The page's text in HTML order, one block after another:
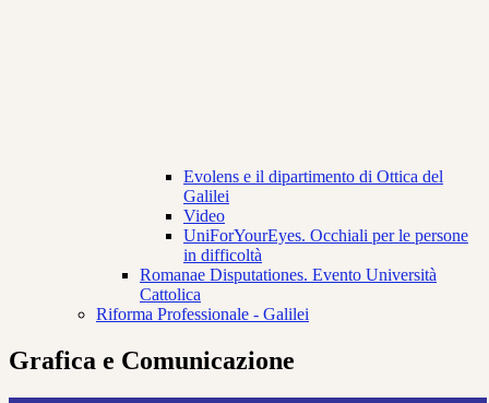
Evolens e il dipartimento di Ottica del
Galilei
Video
UniForYourEyes. Occhiali per le persone
in difficoltà
Romanae Disputationes. Evento Università
Cattolica
Riforma Professionale - Galilei
Grafica e Comunicazione